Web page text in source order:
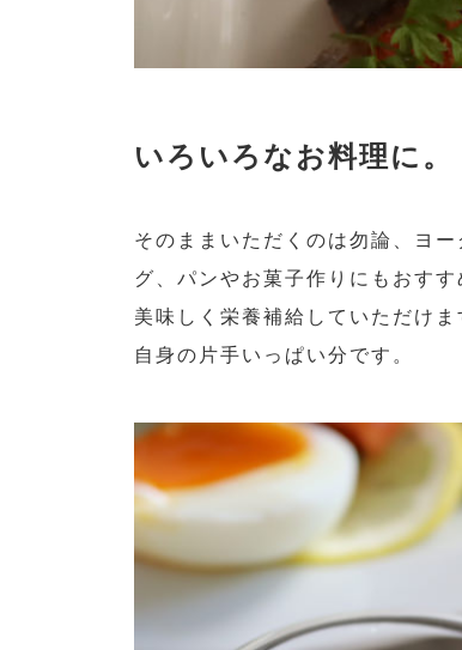
いろいろなお料理に。
そのままいただくのは勿論、ヨ
グ、パンやお菓子作りにもおすす
美味しく栄養補給していただけ
自身の片手いっぱい分です。